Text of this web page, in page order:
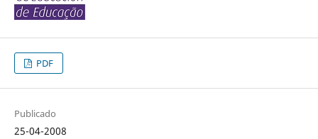
PDF
Publicado
25-04-2008